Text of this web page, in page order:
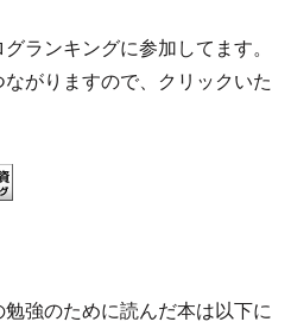
ランキングに参加してます。
がりますので、クリックいた
強のために読んだ本は以下に